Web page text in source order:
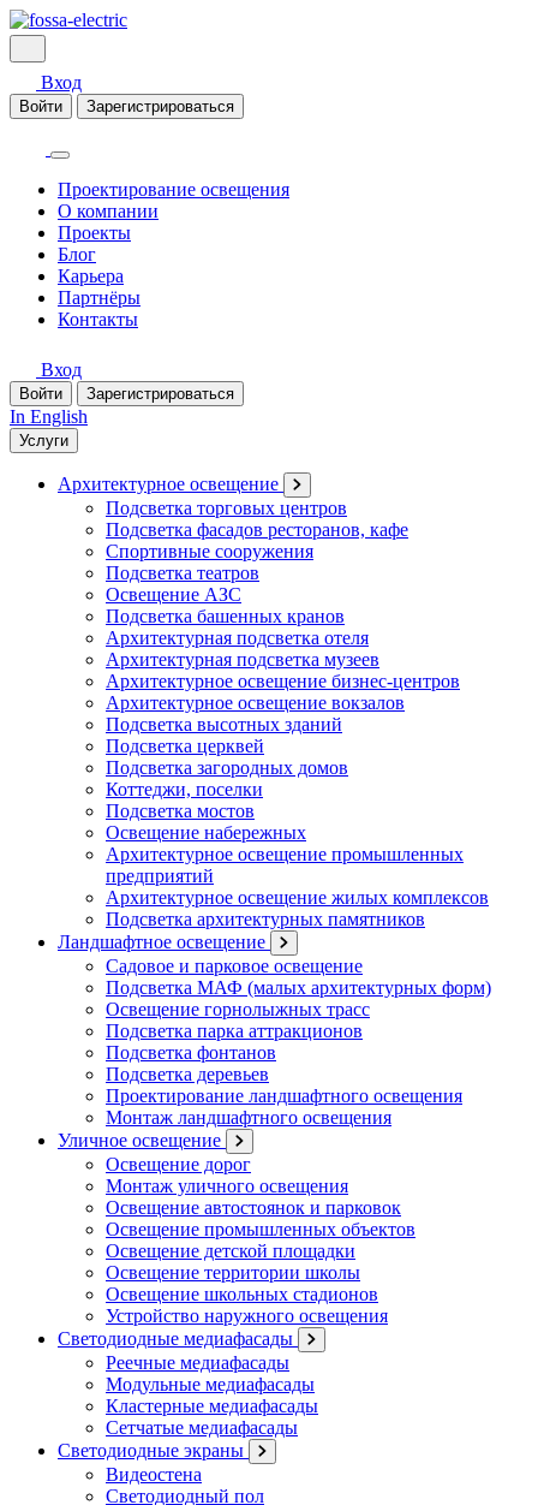
Вход
Войти Зарегистрироваться
Проектирование освещения
О компании
Проекты
Блог
Карьера
Партнёры
Контакты
Вход
Войти Зарегистрироваться
In English
Услуги
Архитектурное освещение
Подсветка торговых центров
Подсветка фасадов ресторанов, кафе
Спортивные сооружения
Подсветка театров
Освещение АЗС
Подсветка башенных кранов
Архитектурная подсветка отеля
Архитектурная подсветка музеев
Архитектурное освещение бизнес-центров
Архитектурное освещение вокзалов
Подсветка высотных зданий
Подсветка церквей
Подсветка загородных домов
Коттеджи, поселки
Подсветка мостов
Освещение набережных
Архитектурное освещение промышленных
предприятий
Архитектурное освещение жилых комплексов
Подсветка архитектурных памятников
Ландшафтное освещение
Садовое и парковое освещение
Подсветка МАФ (малых архитектурных форм)
Освещение горнолыжных трасс
Подсветка парка аттракционов
Подсветка фонтанов
Подсветка деревьев
Проектирование ландшафтного освещения
Монтаж ландшафтного освещения
Уличное освещение
Освещение дорог
Монтаж уличного освещения
Освещение автостоянок и парковок
Освещение промышленных объектов
Освещение детской площадки
Освещение территории школы
Освещение школьных стадионов
Устройство наружного освещения
Светодиодные медиафасады
Реечные медиафасады
Модульные медиафасады
Кластерные медиафасады
Сетчатые медиафасады
Светодиодные экраны
Видеостена
Светодиодный пол